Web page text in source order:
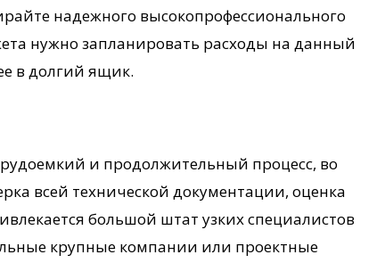
надежного высокопрофессионального
нужно запланировать расходы на данный
в долгий ящик.
и продолжительный процесс, во
всей технической документации, оценка
большой штат узких специалистов
крупные компании или проектные